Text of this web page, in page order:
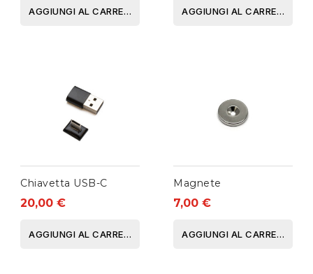
AGGIUNGI AL CARRELLO AGGIUNGI AL CARRELLO
Chiavetta USB-C
20,00 €
AGGIUNGI AL CARRELLO
Magnete
7,00 €
AGGIUNGI AL CARRELLO